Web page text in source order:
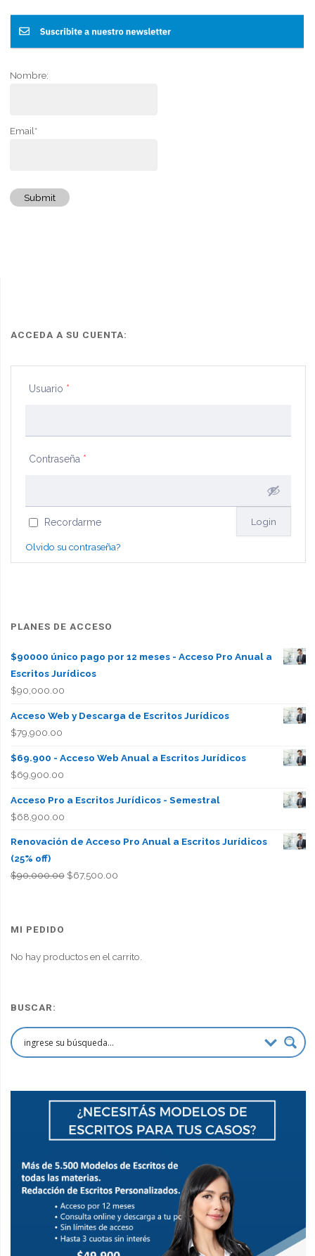
Nombre:
Email*
Submit
ACCEDA A SU CUENTA:
Usuario *
Contraseña *
Recordarme
Olvido su contraseña?
PLANES DE ACCESO
$90000 único pago por 12 meses - Acceso Pro Anual a
Escritos Jurídicos
$90,000.00
Acceso Web y Descarga de Escritos Jurídicos
$79,900.00
$69.900 - Acceso Web Anual a Escritos Jurídicos
$69,900.00
Acceso Pro a Escritos Jurídicos - Semestral
$68,900.00
Renovación de Acceso Pro Anual a Escritos Jurídicos
(25% off)
$90,000.00 El
$67,500.00El
MI PEDIDO
No hay productos en el carrito.
BUSCAR: